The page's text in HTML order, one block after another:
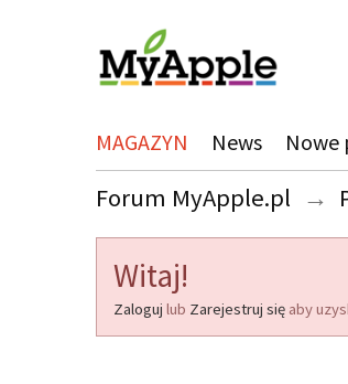
MAGAZYN News Nowe
Forum MyApple.pl →
Witaj!
Zaloguj lub Zarejestruj się aby